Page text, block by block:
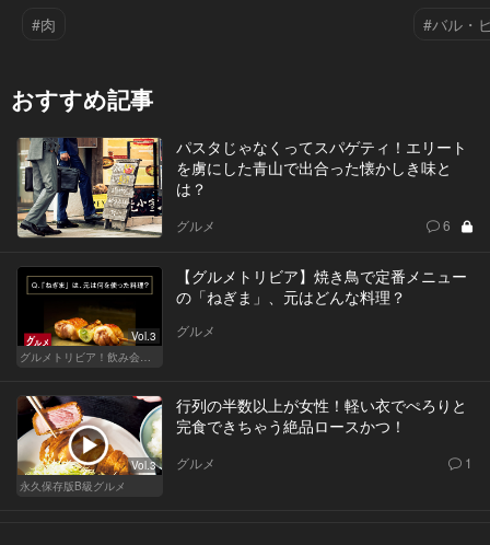
#肉 #バル・
おすすめ記事
パスタじゃなくってスパゲティ！エリート
を虜にした青山で出合った懐かしき味と
は？
グルメ 6
Vol.3
グルメトリビア！飲み会やデートで会話のネタになるQ＆A
【グルメトリビア】焼き鳥で定番メニュー
の「ねぎま」、元はどんな料理？
グルメ
Vol.3
永久保存版B級グルメ
行列の半数以上が女性！軽い衣でぺろりと
完食できちゃう絶品ロースかつ！
グルメ 1